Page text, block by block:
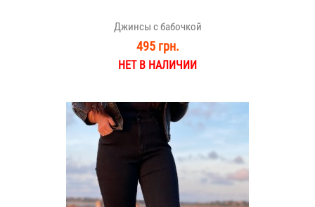
Джинсы с бабочкой
495 грн.
НЕТ В НАЛИЧИИ